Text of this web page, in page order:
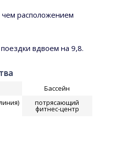
расположением
вдвоем на 9,8.
Бассейн
потрясающий
фитнес-центр